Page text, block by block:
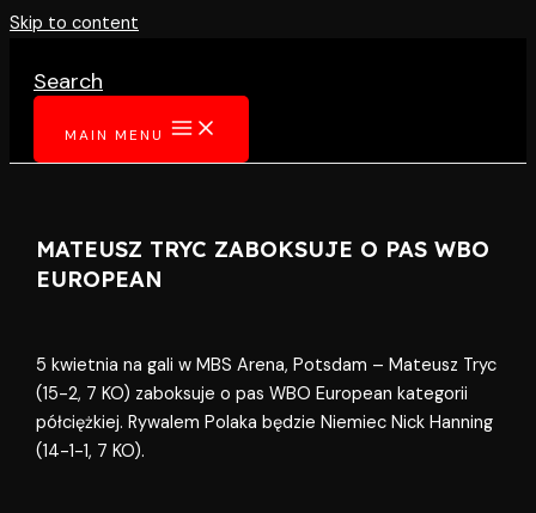
Skip to content
Search
MAIN MENU
MATEUSZ TRYC ZABOKSUJE O PAS WBO
EUROPEAN
5 kwietnia na gali w MBS Arena, Potsdam – Mateusz Tryc
(15-2, 7 KO) zaboksuje o pas WBO European kategorii
półciężkiej. Rywalem Polaka będzie Niemiec Nick Hanning
(14-1-1, 7 KO).